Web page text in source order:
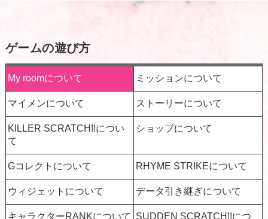
ゲームの遊び方
My roomについて ミッションについて
マイメンについて ストーリーについて
KILLER SCRATCH!!につい
て
ショップについて
Gコレクトについて RHYME STRIKEについて
ウィジェットについて データ引き継ぎについて
キャラクターRANKについて
SUDDEN SCRATCH!!につ